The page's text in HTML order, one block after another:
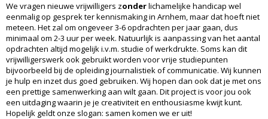
We vragen nieuwe vrijwilligers zonderlichamelijke handicap wel
eenmalig op gesprek ter kennismaking in Arnhem, maar dat hoeft niet
meteen. Het zal om ongeveer 3-6 opdrachten per jaar gaan, dus
minimaal om 2-3 uur per week. Natuurlijk is aanpassing van het aantal
opdrachten altijd mogelijk i.v.m. studie of werkdrukte. Soms kan dit
vrijwilligerswerk ook gebruikt worden voor vrije studiepunten
bijvoorbeeld bij de opleiding journalistiek of communicatie. Wij kunnen
je hulp en inzet dus goed gebruiken. Wij hopen dan ook dat je met ons
een prettige samenwerking aan wilt gaan. Dit project is voor jou ook
een uitdaging waarin je je creativiteit en enthousiasme kwijt kunt.
Hopelijk geldt onze slogan: samen komen we er uit!